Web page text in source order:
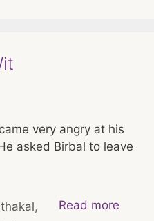
very angry at his
asked Birbal to leave
Read more
,